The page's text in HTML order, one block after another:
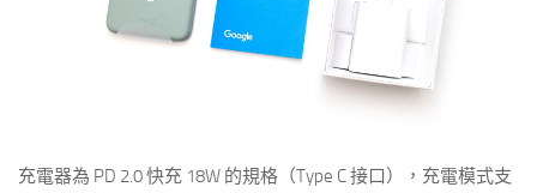
充電器為 PD 2.0 快充 18W 的規格（Type C 接口），充電模式支